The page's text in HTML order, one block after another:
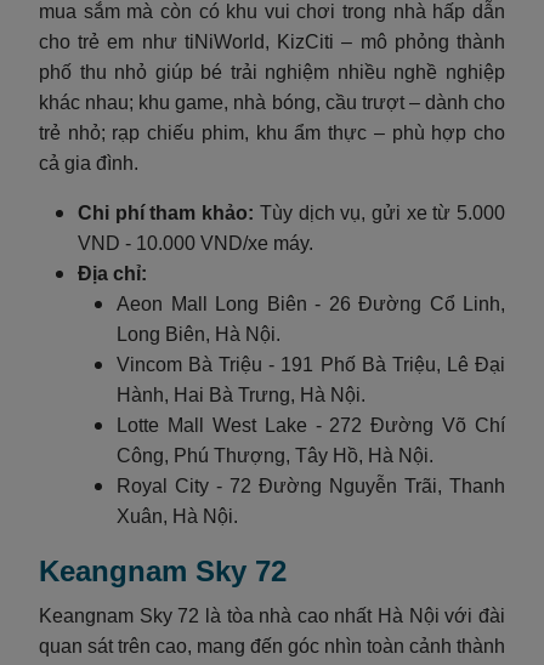
mua sắm mà còn có khu vui chơi trong nhà hấp dẫn
cho trẻ em như tiNiWorld, KizCiti – mô phỏng thành
phố thu nhỏ giúp bé trải nghiệm nhiều nghề nghiệp
khác nhau; khu game, nhà bóng, cầu trượt – dành cho
trẻ nhỏ; rạp chiếu phim, khu ẩm thực – phù hợp cho
cả gia đình.
Chi phí tham khảo: Tùy dịch vụ, gửi xe từ 5.000
VND - 10.000 VND/xe máy.
Địa chỉ:
Aeon Mall Long Biên - 26 Đường Cổ Linh,
Long Biên, Hà Nội.
Vincom Bà Triệu - 191 Phố Bà Triệu, Lê Đại
Hành, Hai Bà Trưng, Hà Nội.
Lotte Mall West Lake - 272 Đường Võ Chí
Công, Phú Thượng, Tây Hồ, Hà Nội.
Royal City - 72 Đường Nguyễn Trãi, Thanh
Xuân, Hà Nội.
Keangnam Sky 72
Keangnam Sky 72 là tòa nhà cao nhất Hà Nội với đài
quan sát trên cao, mang đến góc nhìn toàn cảnh thành